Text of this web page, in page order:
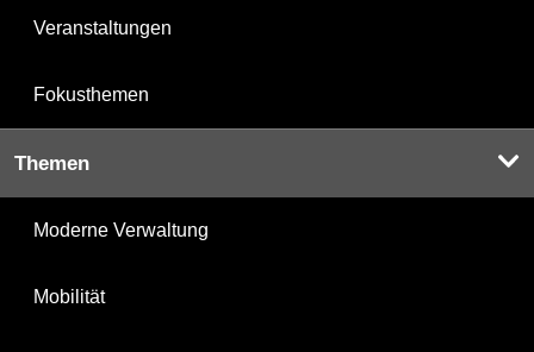
Veranstaltungen
Fokusthemen
Themen
Moderne Verwaltung
Mobilität